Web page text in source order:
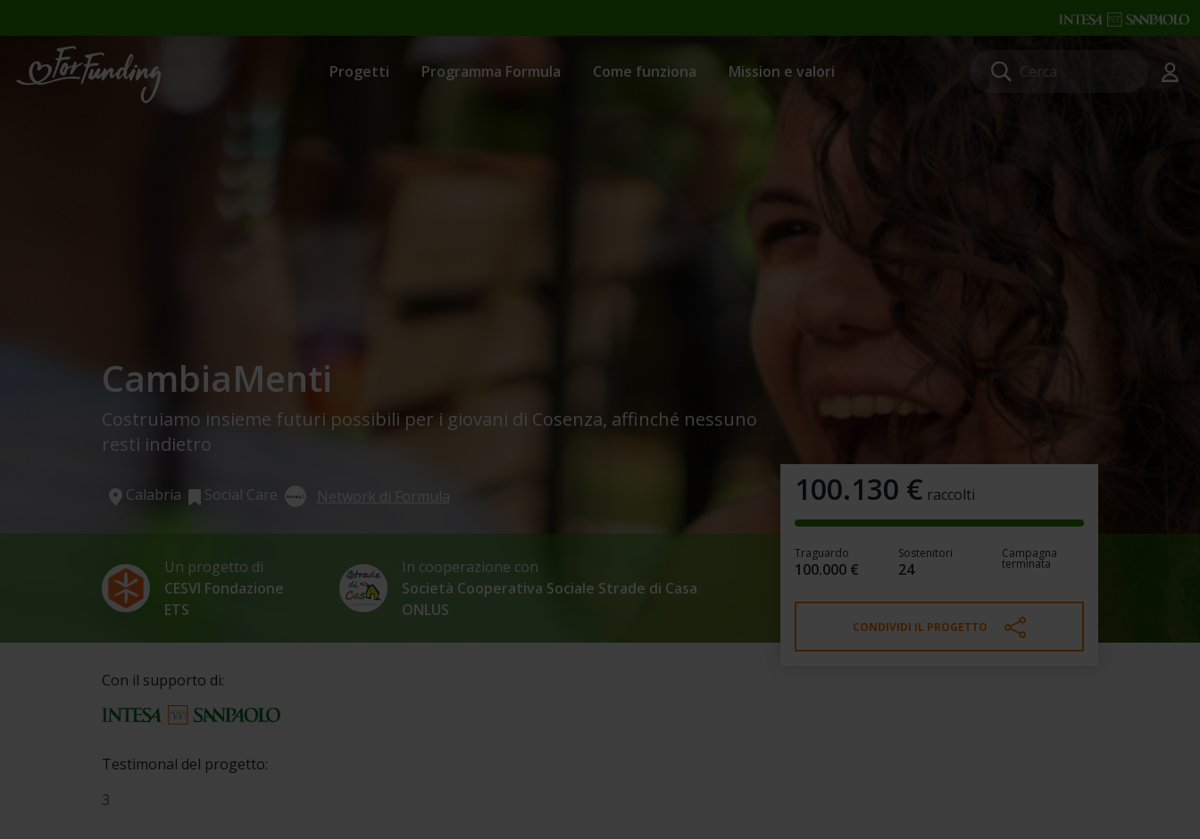
Progetti Programma Formula Come funziona Mission e valori
CambiaMenti
Costruiamo insieme futuri possibili per i giovani di Cosenza, affinché nessuno
resti indietro
Calabria Social Care Network di Formula
Un progetto di
CESVI Fondazione
ETS
In cooperazione con
Società Cooperativa Sociale Strade di Casa
ONLUS
100.130 € raccolti
Traguardo
100.000 €
Sostenitori
24
Campagna
terminata
CONDIVIDI IL PROGETTO
Con il supporto di:
Testimonal del progetto:
3